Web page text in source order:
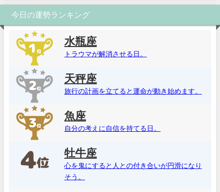
今日の運勢ランキング
水瓶座
トラウマが解消させる日。
天秤座
旅行の計画を立てると運命が動き始めます。
魚座
自分の考えに自信を持てる日。
牡牛座
心を鬼にすると人との付き合いが円滑になり
そう。